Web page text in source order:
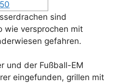
sind
wie versprochen mit
gefahren.
und der Fußball-EM
eingefunden, grillen mit